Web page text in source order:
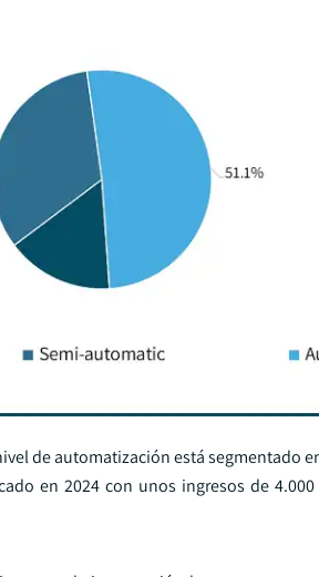
de automatización está segmentado
en 2024 con unos ingresos de